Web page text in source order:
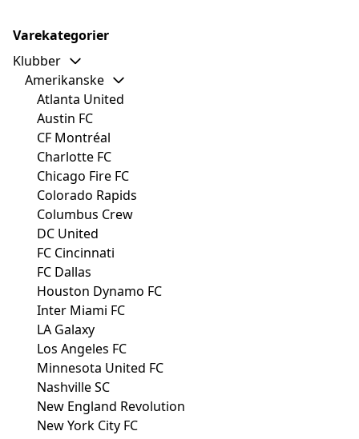
Varekategorier
Klubber
Amerikanske
Atlanta United
Austin FC
CF Montréal
Charlotte FC
Chicago Fire FC
Colorado Rapids
Columbus Crew
DC United
FC Cincinnati
FC Dallas
Houston Dynamo FC
Inter Miami FC
LA Galaxy
Los Angeles FC
Minnesota United FC
Nashville SC
New England Revolution
New York City FC